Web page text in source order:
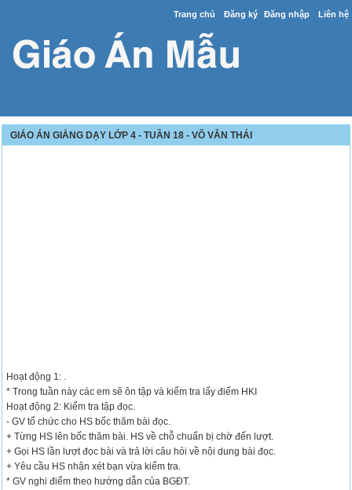
Trang chủ Đăng ký Đăng nhập Liên hệ
GIÁO ÁN GIẢNG DẠY LỚP 4 - TUẦN 18 - VÕ VĂN THÁI
Hoạt động 1: .
* Trong tuần này các em sẽ ôn tập và kiểm tra lấy điểm HKI
Hoạt động 2: Kiểm tra tập đọc.
- GV tổ chức cho HS bốc thăm bài đọc.
+ Từng HS lên bốc thăm bài. HS về chỗ chuẩn bị chờ đến lượt.
+ Gọi HS lần lượt đọc bài và trả lời câu hỏi về nội dung bài đọc.
+ Yêu cầu HS nhận xét bạn vừa kiểm tra.
* GV nghi điểm theo hướng dẫn của BGĐT.